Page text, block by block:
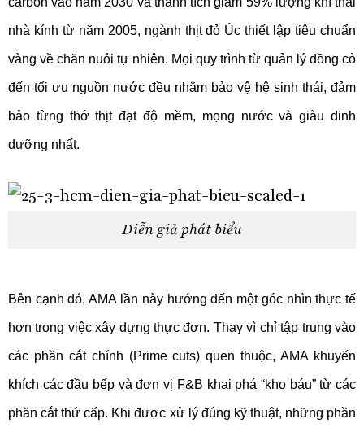
nhà kính từ năm 2005, ngành thịt đỏ Úc thiết lập tiêu chuẩn
vàng về chăn nuôi tự nhiên. Mọi quy trình từ quản lý đồng cỏ
đến tối ưu nguồn nước đều nhằm bảo vệ hệ sinh thái, đảm
bảo từng thớ thịt đạt độ mềm, mọng nước và giàu dinh
dưỡng nhất.
Diễn giả phát biểu
Bên cạnh đó, AMA lần này hướng đến một góc nhìn thực tế
hơn trong việc xây dựng thực đơn. Thay vì chỉ tập trung vào
các phần cắt chính (Prime cuts) quen thuộc, AMA khuyến
khích các đầu bếp và đơn vị F&B khai phá “kho báu” từ các
phần cắt thứ cấp. Khi được xử lý đúng kỹ thuật, những phần